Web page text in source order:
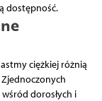
dostępność.
ciężkiej różnią
dorosłych i